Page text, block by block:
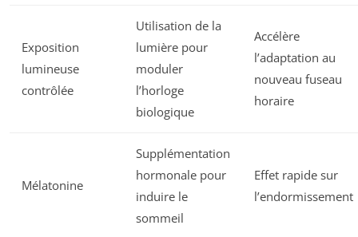
Exposition
lumineuse
contrôlée
Utilisation de la
lumière pour
moduler
l’horloge
biologique
Accélère
l’adaptation au
nouveau fuseau
horaire
Mélatonine
Supplémentation
hormonale pour
induire le
sommeil
Effet rapide sur
l’endormissement